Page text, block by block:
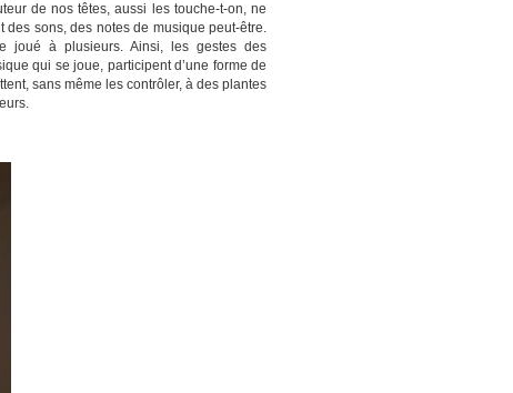
de nos têtes, aussi les touche-t-on, ne
des sons, des notes de musique peut-être.
joué à plusieurs. Ainsi, les gestes des
qui se joue, participent d’une forme de
sans même les contrôler, à des plantes